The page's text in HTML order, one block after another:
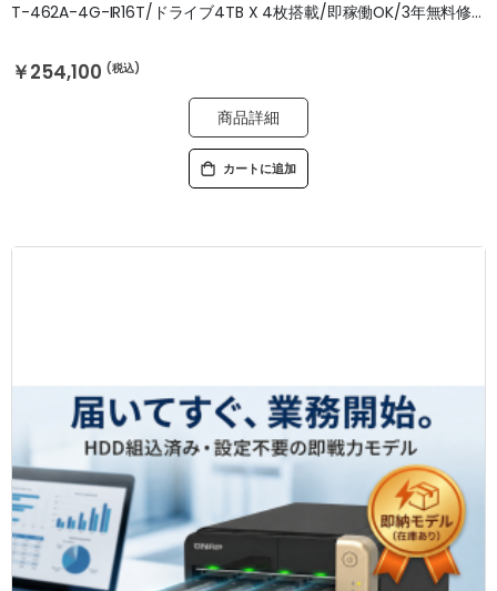
T-462A-4G-IR16T/ドライブ4TB X 4枚搭載/即稼働OK/3年無料修理保証
￥254,100
商品詳細
カートに追加